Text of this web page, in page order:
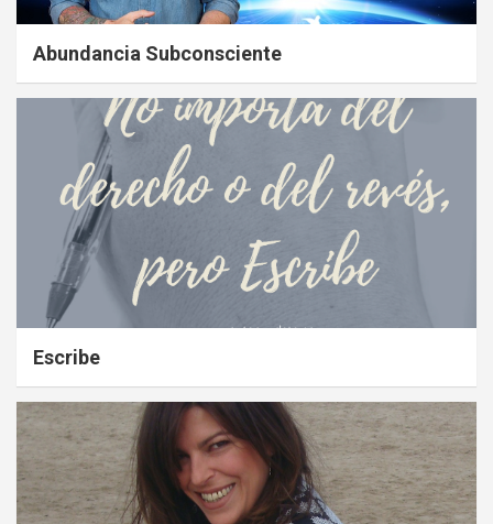
Abundancia Subconsciente
Escribe